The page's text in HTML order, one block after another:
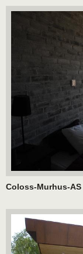
Coloss-Murhus-AS